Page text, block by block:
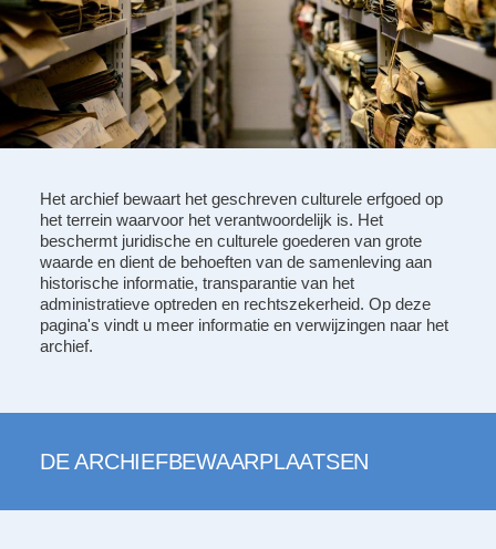
Het archief bewaart het geschreven culturele erfgoed op
het terrein waarvoor het verantwoordelijk is. Het
beschermt juridische en culturele goederen van grote
waarde en dient de behoeften van de samenleving aan
historische informatie, transparantie van het
administratieve optreden en rechtszekerheid. Op deze
pagina's vindt u meer informatie en verwijzingen naar het
archief.
DE ARCHIEFBEWAARPLAATSEN